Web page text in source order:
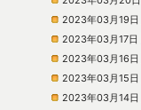
2023年03月19日
2023年03月17日
2023年03月16日
2023年03月15日
2023年03月14日